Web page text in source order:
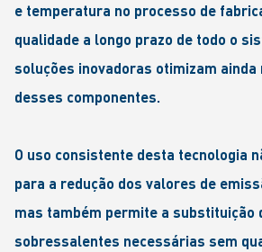
e temperatura no processo de
qualidade a longo prazo de todo o
soluções inovadoras otimizam ainda
desses componentes.
O uso consistente desta tecnologia
para a redução dos valores de
mas também permite a substituição
sobressalentes necessárias sem